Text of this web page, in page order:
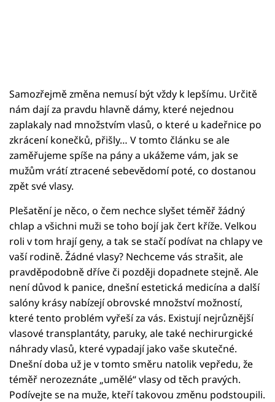
Samozřejmě změna nemusí být vždy k lepšímu. Určitě
nám dají za pravdu hlavně dámy, které nejednou
zaplakaly nad množstvím vlasů, o které u kadeřnice po
zkrácení konečků, přišly… V tomto článku se ale
zaměřujeme spíše na pány a ukážeme vám, jak se
mužům vrátí ztracené sebevědomí poté, co dostanou
zpět své vlasy.
Plešatění je něco, o čem nechce slyšet téměř žádný
chlap a všichni muži se toho bojí jak čert kříže. Velkou
roli v tom hrají geny, a tak se stačí podívat na chlapy ve
vaší rodině. Žádné vlasy? Nechceme vás strašit, ale
pravděpodobně dříve či později dopadnete stejně. Ale
není důvod k panice, dnešní estetická medicína a další
salóny krásy nabízejí obrovské množství možností,
které tento problém vyřeší za vás. Existují nejrůznější
vlasové transplantáty, paruky, ale také nechirurgické
náhrady vlasů, které vypadají jako vaše skutečné.
Dnešní doba už je v tomto směru natolik vepředu, že
téměř nerozeznáte „umělé“ vlasy od těch pravých.
Podívejte se na muže, kteří takovou změnu podstoupili.